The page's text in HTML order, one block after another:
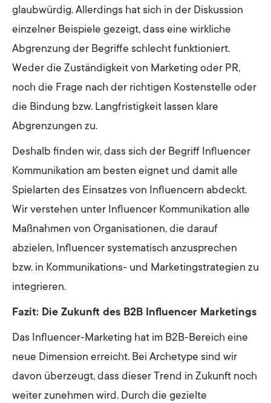
glaubwürdig. Allerdings hat sich in der Diskussion
einzelner Beispiele gezeigt, dass eine wirkliche
Abgrenzung der Begriffe schlecht funktioniert.
Weder die Zuständigkeit von Marketing oder PR,
noch die Frage nach der richtigen Kostenstelle oder
die Bindung bzw. Langfristigkeit lassen klare
Abgrenzungen zu.
Deshalb finden wir, dass sich der Begriff Influencer
Kommunikation am besten eignet und damit alle
Spielarten des Einsatzes von Influencern abdeckt.
Wir verstehen unter Influencer Kommunikation alle
Maßnahmen von Organisationen, die darauf
abzielen, Influencer systematisch anzusprechen
bzw. in Kommunikations- und Marketingstrategien zu
integrieren.
Fazit: Die Zukunft des B2B Influencer Marketings
Das Influencer-Marketing hat im B2B-Bereich eine
neue Dimension erreicht. Bei Archetype sind wir
davon überzeugt, dass dieser Trend in Zukunft noch
weiter zunehmen wird. Durch die gezielte